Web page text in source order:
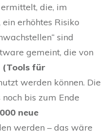
ermittelt, die, im
erhöhtes Risiko
sind
gemeint, die von
(Tools für
werden können. Die
bis zum Ende
neue
werden – das wäre